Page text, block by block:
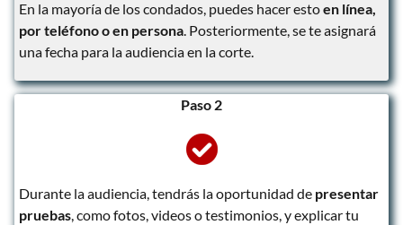
En la mayoría de los condados, puedes hacer estoen línea,
por teléfono o en persona. Posteriormente, se te asignará
una fecha para la audiencia en la corte.
Paso 2
Durante la audiencia, tendrás la oportunidad de presentar
pruebas, como fotos, videos o testimonios, y explicar tu